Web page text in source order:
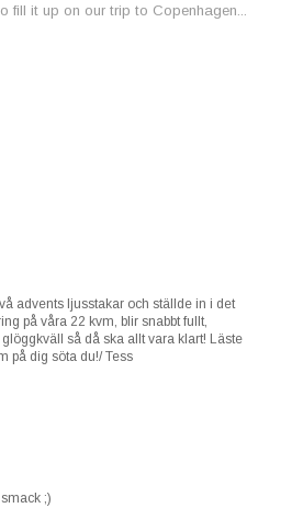
fill it up on our trip to Copenhagen...
advents ljusstakar och ställde in i det
på våra 22 kvm, blir snabbt fullt,
så då ska allt vara klart! Läste
på dig söta du!/ Tess
;)